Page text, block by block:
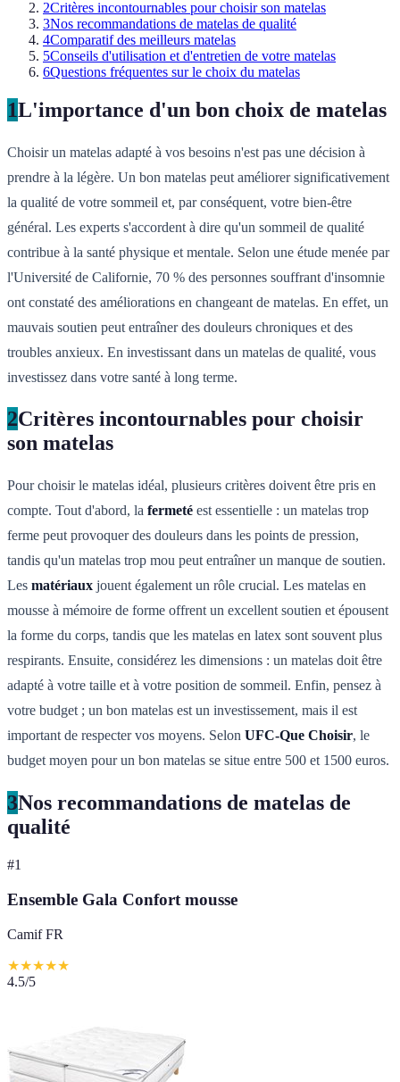
2Critères incontournables pour choisir son matelas
3Nos recommandations de matelas de qualité
4Comparatif des meilleurs matelas
5Conseils d'utilisation et d'entretien de votre matelas
6Questions fréquentes sur le choix du matelas
1L'importance d'un bon choix de matelas
Choisir un matelas adapté à vos besoins n'est pas une décision à
prendre à la légère. Un bon matelas peut améliorer significativement
la qualité de votre sommeil et, par conséquent, votre bien-être
général. Les experts s'accordent à dire qu'un sommeil de qualité
contribue à la santé physique et mentale. Selon une étude menée par
l'Université de Californie, 70 % des personnes souffrant d'insomnie
ont constaté des améliorations en changeant de matelas. En effet, un
mauvais soutien peut entraîner des douleurs chroniques et des
troubles anxieux. En investissant dans un matelas de qualité, vous
investissez dans votre santé à long terme.
2Critères incontournables pour choisir
son matelas
Pour choisir le matelas idéal, plusieurs critères doivent être pris en
compte. Tout d'abord, la fermeté est essentielle : un matelas trop
ferme peut provoquer des douleurs dans les points de pression,
tandis qu'un matelas trop mou peut entraîner un manque de soutien.
Les matériaux jouent également un rôle crucial. Les matelas en
mousse à mémoire de forme offrent un excellent soutien et épousent
la forme du corps, tandis que les matelas en latex sont souvent plus
respirants. Ensuite, considérez les dimensions : un matelas doit être
adapté à votre taille et à votre position de sommeil. Enfin, pensez à
votre budget ; un bon matelas est un investissement, mais il est
important de respecter vos moyens. Selon UFC-Que Choisir, le
budget moyen pour un bon matelas se situe entre 500 et 1500 euros.
3Nos recommandations de matelas de
qualité
#1
Ensemble Gala Confort mousse
Camif FR
★★★★★
4.5/5